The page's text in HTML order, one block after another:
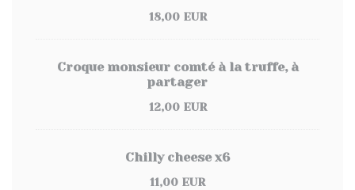
18,00 EUR
Croque monsieur comté à la truffe, à
partager
12,00 EUR
Chilly cheese x6
11,00 EUR